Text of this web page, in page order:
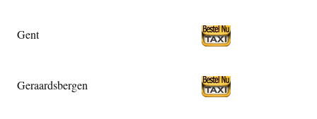
Gent
Geraardsbergen